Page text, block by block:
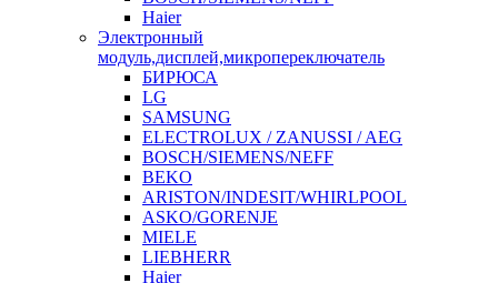
Haier
Электронный
модуль,дисплей,микропереключатель
БИРЮСА
LG
SAMSUNG
ELECTROLUX / ZANUSSI / AEG
BOSCH/SIEMENS/NEFF
BEKO
ARISTON/INDESIT/WHIRLPOOL
ASKO/GORENJE
MIELE
LIEBHERR
Haier